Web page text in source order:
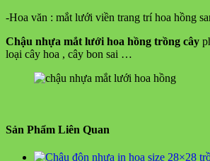
-Hoa văn : mắt lưới viền trang trí hoa hồng
Chậu nhựa mắt lưới hoa hồng trồng cây
loại cây hoa , cây bon sai …
Sản Phẩm Liên Quan